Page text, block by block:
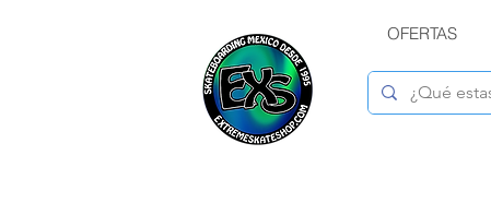
OFERTAS